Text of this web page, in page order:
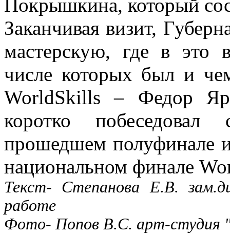
Покрышкина, который
Заканчивая визит,
мастерскую, где в это
числе которых был и
WorldSkills – Федор
коротко
прошедшем полуфинале
национальном финале
Текст- Степанова Е.В.
работе
Фото- Попов В.С. арт-